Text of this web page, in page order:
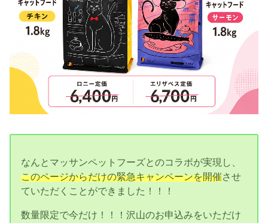
なんとマッサンペットフーズとのコラボが実現し、
このページからだけの緊急キャンペーンを開催させ
ていただくことができました！！！
数量限定で今だけ！！！沢山のお申込みをいただけ